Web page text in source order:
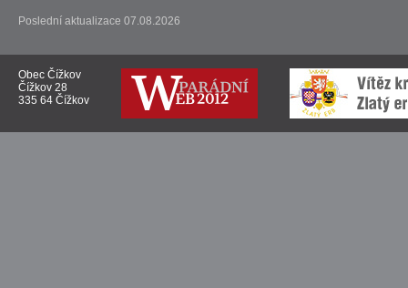
Poslední aktualizace 07.08.2026
Obec Čížkov
Čížkov 28
335 64 Čížkov